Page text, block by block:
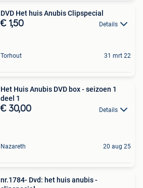
DVD Het huis Anubis Clipspecial
€ 1,50 Details
Torhout 31 mrt 22
Het Huis Anubis DVD box - seizoen 1
deel 1
€ 30,00 Details
Nazareth 20 aug 25
nr.1784- Dvd: het huis anubis -